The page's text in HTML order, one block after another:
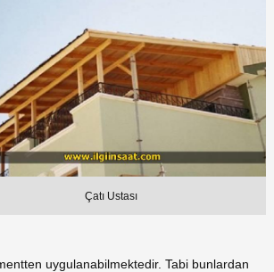
Çatı Ustası
uygulanabilmektedir. Tabi bunlardan